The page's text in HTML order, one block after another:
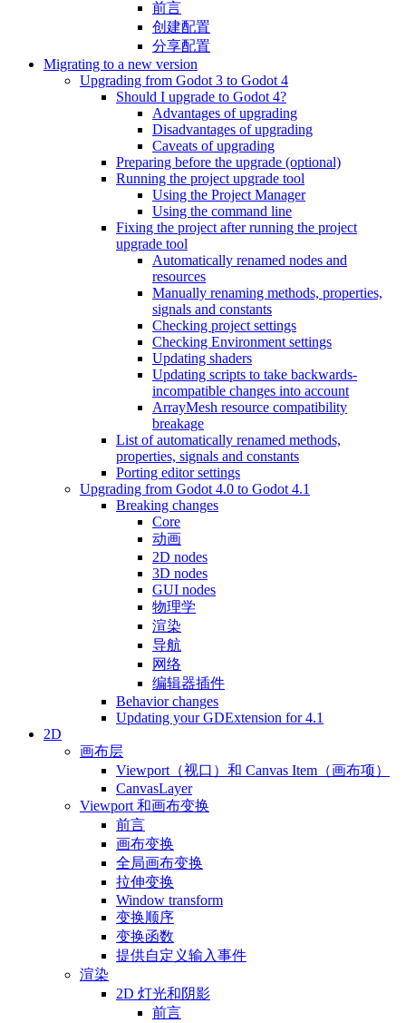
前言
创建配置
分享配置
Migrating to a new version
Upgrading from Godot 3 to Godot 4
Should I upgrade to Godot 4?
Advantages of upgrading
Disadvantages of upgrading
Caveats of upgrading
Preparing before the upgrade (optional)
Running the project upgrade tool
Using the Project Manager
Using the command line
Fixing the project after running the project
upgrade tool
Automatically renamed nodes and
resources
Manually renaming methods, properties,
signals and constants
Checking project settings
Checking Environment settings
Updating shaders
Updating scripts to take backwards-
incompatible changes into account
ArrayMesh resource compatibility
breakage
List of automatically renamed methods,
properties, signals and constants
Porting editor settings
Upgrading from Godot 4.0 to Godot 4.1
Breaking changes
Core
动画
2D nodes
3D nodes
GUI nodes
物理学
渲染
导航
网络
编辑器插件
Behavior changes
Updating your GDExtension for 4.1
2D
画布层
Viewport（视口）和 Canvas Item（画布项）
CanvasLayer
Viewport 和画布变换
前言
画布变换
全局画布变换
拉伸变换
Window transform
变换顺序
变换函数
提供自定义输入事件
渲染
2D 灯光和阴影
前言